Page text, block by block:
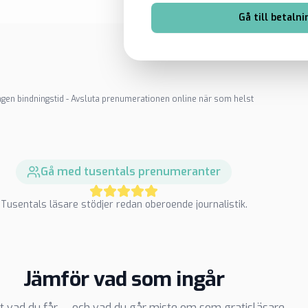
Gå till
bindningstid - Avsluta prenumerationen online när som helst
Gå med tusentals prenumeranter
Tusentals läsare stödjer redan oberoende journalistik.
Jämför vad som ingår